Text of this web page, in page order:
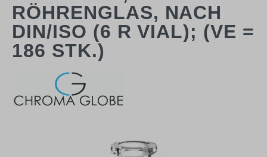
RÖHRENGLAS, NACH
DIN/ISO (6 R VIAL); (VE =
186 STK.)